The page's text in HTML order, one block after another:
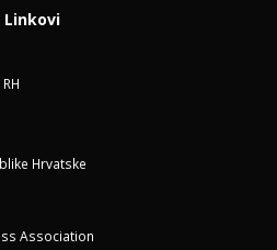
Linkovi
Hrvatske
Association